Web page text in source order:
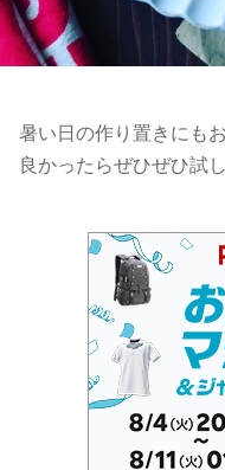
暑い日の作り置きにも
良かったらぜひぜひ試